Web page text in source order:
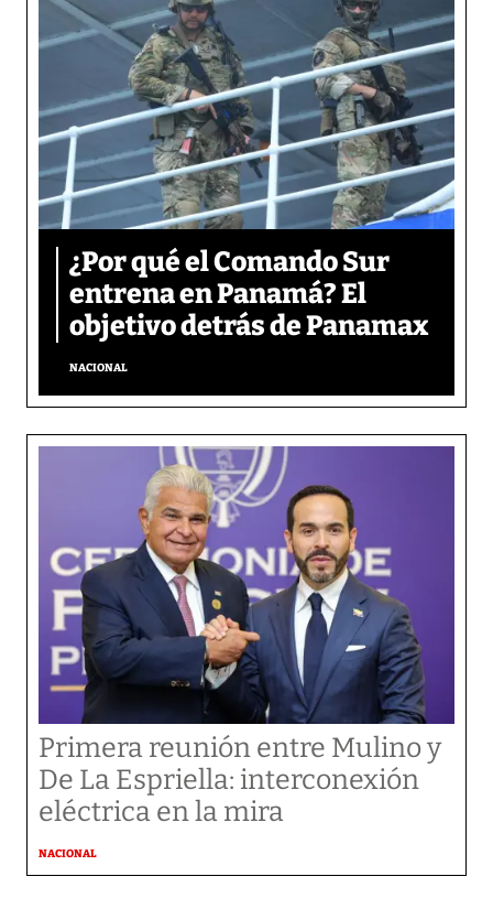
¿Por qué el Comando Sur
entrena en Panamá? El
objetivo detrás de Panamax
NACIONAL
Primera reunión entre Mulino y
De La Espriella: interconexión
eléctrica en la mira
NACIONAL